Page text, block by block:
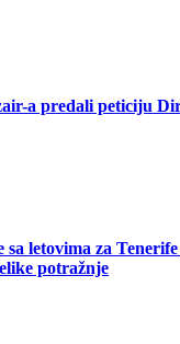
a predali peticiju
letovima za
potražnje